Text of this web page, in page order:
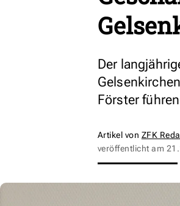
Der
Förster
Artikel von ZFK
veröffentlicht am